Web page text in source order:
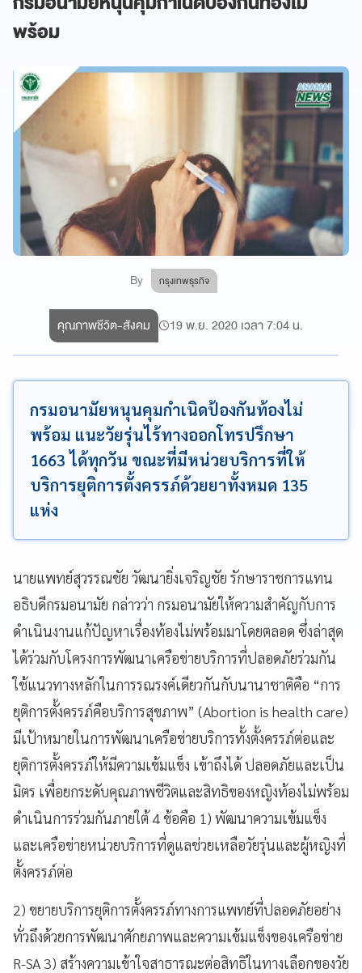
พร้อม
By กรุงเทพธุรกิจ
คุณภาพชีวิต-สังคม 19 พ.ย. 2020 เวลา 7:04 น.
กรมอนามัยหนุนคุมกำเนิดป้องกันท้องไม่
พร้อม แนะวัยรุ่นไร้ทางออกโทรปรึกษา
1663 ได้ทุกวัน ขณะที่มีหน่วยบริการที่ให้
บริการยุติการตั้งครรภ์ด้วยยาทั้งหมด 135
แห่ง
นายแพทย์สุวรรณชัย วัฒนายิ่งเจริญชัย รักษาราชการแทน
อธิบดีกรมอนามัย กล่าวว่า กรมอนามัยให้ความสำคัญกับการ
ดำเนินงานแก้ปัญหาเรื่องท้องไม่พร้อมมาโดยตลอด ซึ่งล่าสุด
ได้ร่วมกับโครงการพัฒนาเครือข่ายบริการที่ปลอดภัยร่วมกัน
ใช้แนวทางหลักในการรณรงค์เดียวกันกับนานาชาติคือ “การ
ยุติการตั้งครรภ์คือบริการสุขภาพ” (Abortion is health care)
มีเป้าหมายในการพัฒนาเครือข่ายบริการทั้งตั้งครรภ์ต่อและ
ยุติการตั้งครรภ์ให้มีความเข้มแข็ง เข้าถึงได้ ปลอดภัยและเป็น
มิตร เพื่อยกระดับคุณภาพชีวิตและสิทธิของหญิงท้องไม่พร้อม
ดำเนินการร่วมกันภายใต้ 4 ข้อคือ 1) พัฒนาความเข้มแข็ง
และเครือข่ายหน่วยบริการที่ดูแลช่วยเหลือวัยรุ่นและผู้หญิงที่
ตั้งครรภ์ต่อ
2) ขยายบริการยุติการตั้งครรภ์ทางการแพทย์ที่ปลอดภัยอย่าง
ทั่วถึงด้วยการพัฒนาศักยภาพและความเข้มแข็งของเครือข่าย
R-SA 3) สร้างความเข้าใจสาธารณะต่อสิทธิในทางเลือกของวัย